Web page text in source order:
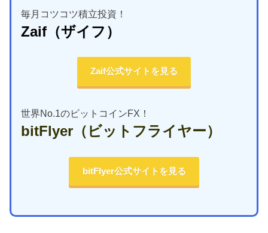
毎月コツコツ積立投資！
Zaif （ザイフ）
Zaif公式サイトを見る
世界No.1のビットコインFX！
bitFlyer （ビットフライヤー）
bitFlyer公式サイトを見る